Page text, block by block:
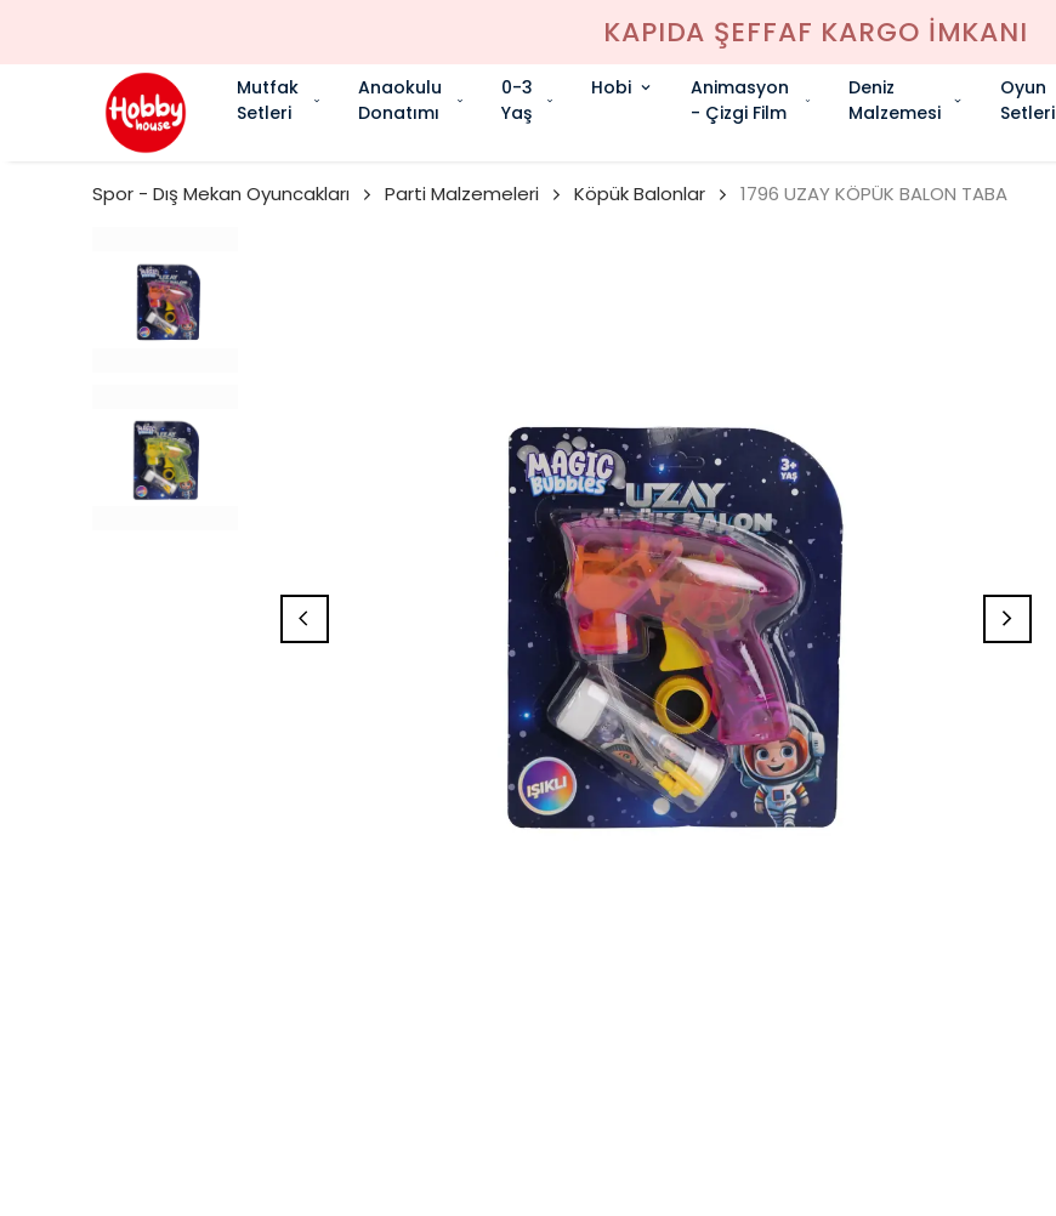
KAPIDA ŞEFFAF KARGO İMKANI
Mutfak
Setleri
Anaokulu
Donatımı
0-3
Yaş
Hobi
Animasyon
- Çizgi Film
Deniz
Malzemesi
Oyun
Setleri
Spor - Dış Mekan Oyuncakları Parti Malzemeleri Köpük Balonlar 1796 UZAY KÖPÜK BALON TABA